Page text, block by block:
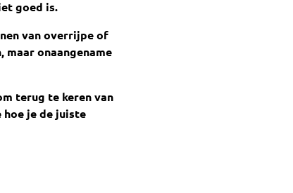
goed is.
van overrijpe of
onaangename
terug te keren van
hoe je de juiste